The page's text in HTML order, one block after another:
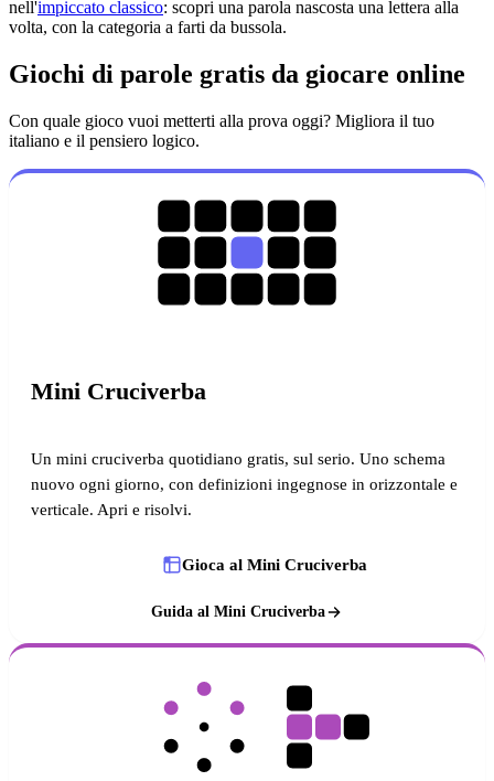
nell'impiccato classico: scopri una parola nascosta una lettera alla
volta, con la categoria a farti da bussola.
Giochi di parole gratis da giocare online
Con quale gioco vuoi metterti alla prova oggi? Migliora il tuo
italiano e il pensiero logico.
Mini Cruciverba
Un mini cruciverba quotidiano gratis, sul serio. Uno schema
nuovo ogni giorno, con definizioni ingegnose in orizzontale e
verticale. Apri e risolvi.
Gioca al Mini Cruciverba
Guida al Mini Cruciverba